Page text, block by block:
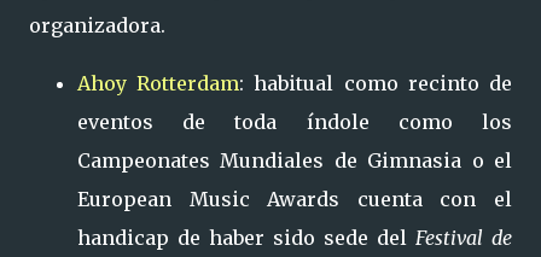
organizadora.
Ahoy Rotterdam: habitual como recinto de
eventos de toda índole como los
Campeonates Mundiales de Gimnasia o el
European Music Awards cuenta con el
handicap de haber sido sede del Festival de